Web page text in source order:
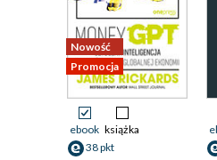
Nowość
Promocja
ebook książka
38 pkt